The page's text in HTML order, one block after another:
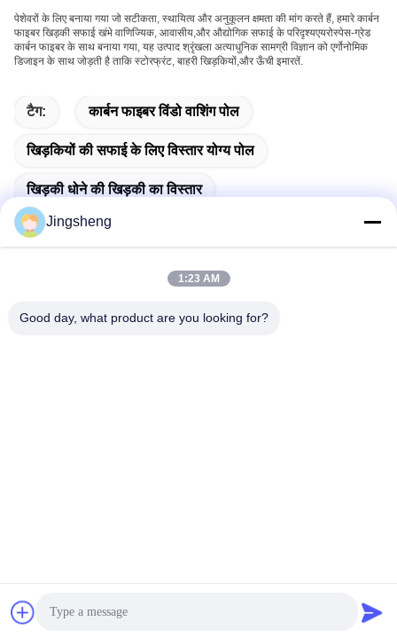
पेशेवरों के लिए बनाया गया जो सटीकता, स्थायित्व और अनुकूलन क्षमता की मांग करते हैं, हमारे कार्बन
फाइबर खिड़की सफाई खंभे वाणिज्यिक, आवासीय,और औद्योगिक सफाई के परिदृश्यएयरोस्पेस-ग्रेड
कार्बन फाइबर के साथ बनाया गया, यह उत्पाद श्रृंखला अत्याधुनिक सामग्री विज्ञान को एर्गोनोमिक
डिजाइन के साथ जोड़ती है ताकि स्टोरफ्रंट, बाहरी खिड़कियों,और ऊँची इमारतें.
टैग: कार्बन फाइबर विंडो वाशिंग पोल
खिड़कियों की सफाई के लिए विस्तार योग्य पोल
खिड़की धोने की खिड़की का विस्तार
कॉपीराइट © 2025-2026 Weihai Jingsheng Carbon Fiber Products
Co., Ltd. सभी अधिकार सुरक्षित हैं।
Jingsheng
1:23 AM
Good day, what product are you looking for?